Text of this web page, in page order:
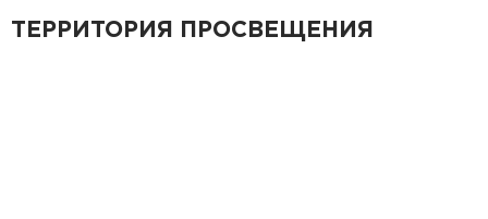
ТЕРРИТОРИЯ ПРОСВЕЩЕНИЯ